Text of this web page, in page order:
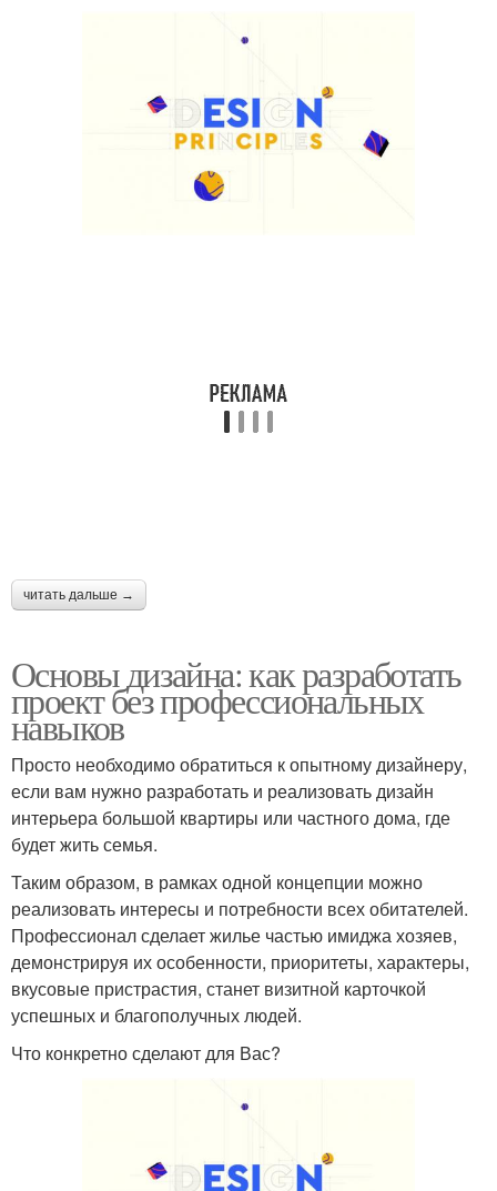
читать дальше →
Основы дизайна: как разработать
проект без профессиональных
навыков
Просто необходимо обратиться к опытному дизайнеру,
если вам нужно разработать и реализовать дизайн
интерьера большой квартиры или частного дома, где
будет жить семья.
Таким образом, в рамках одной концепции можно
реализовать интересы и потребности всех обитателей.
Профессионал сделает жилье частью имиджа хозяев,
демонстрируя их особенности, приоритеты, характеры,
вкусовые пристрастия, станет визитной карточкой
успешных и благополучных людей.
Что конкретно сделают для Вас?